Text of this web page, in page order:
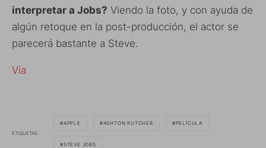
interpretar a Jobs? Viendo la foto, y con ayuda de
algún retoque en la post-producción, el actor se
parecerá bastante a Steve.
Vía
ETIQUETAS
APPLE ASHTON KUTCHER PELÍCULA
STEVE JOBS